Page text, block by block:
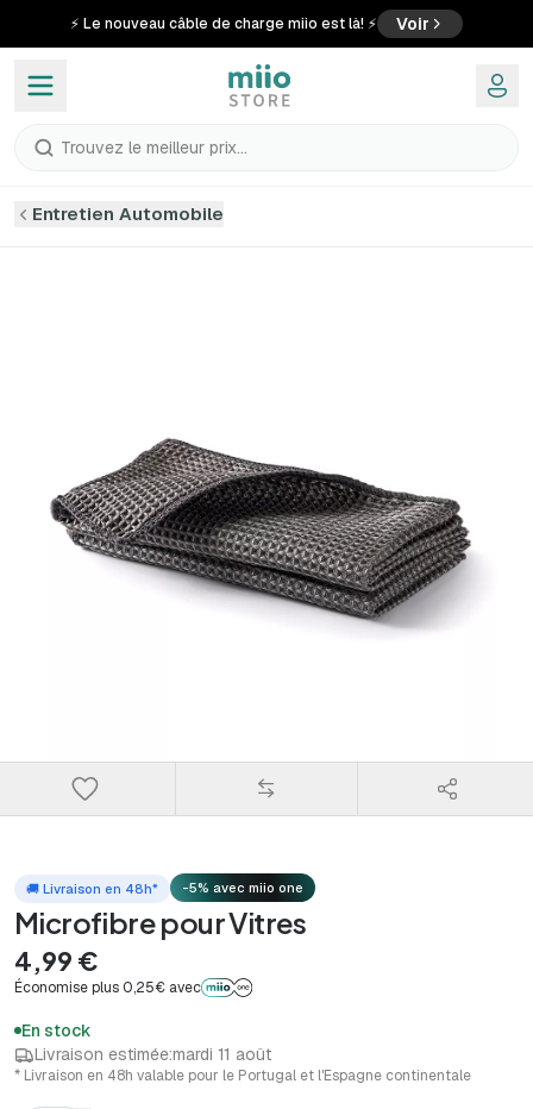
⚡ Le nouveau câble de charge miio est là! ⚡ Voir
Trouvez le meilleur prix...
Entretien Automobile
🚚 Livraison en 48h* -5% avec miio one
Microfibre pour Vitres
4,99 €
Économise plus 0,25€ avec
En stock
Livraison estimée:mardi 11 août
* Livraison en 48h valable pour le Portugal et l'Espagne continentale